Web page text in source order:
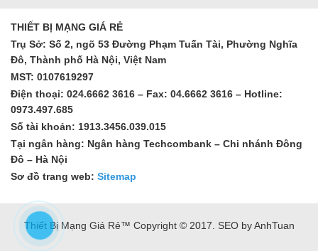
THIẾT BỊ MẠNG GIÁ RẺ
Trụ Sở: Số 2, ngõ 53 Đường Phạm Tuấn Tài, Phường Nghĩa
Đô, Thành phố Hà Nội, Việt Nam
MST: 0107619297
Điện thoại: 024.6662 3616 – Fax: 04.6662 3616 – Hotline:
0973.497.685
Số tài khoản: 1913.3456.039.015
Tại ngân hàng: Ngân hàng Techcombank – Chi nhánh Đông
Đô – Hà Nội
Sơ đồ trang web: Sitemap
Thiết Bị Mạng Giá Rẻ™ Copyright © 2017. SEO by AnhTuan